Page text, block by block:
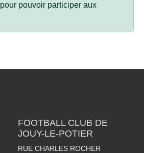
pour pouvoir participer aux
FOOTBALL CLUB DE
JOUY-LE-POTIER
RUE CHARLES ROCHER